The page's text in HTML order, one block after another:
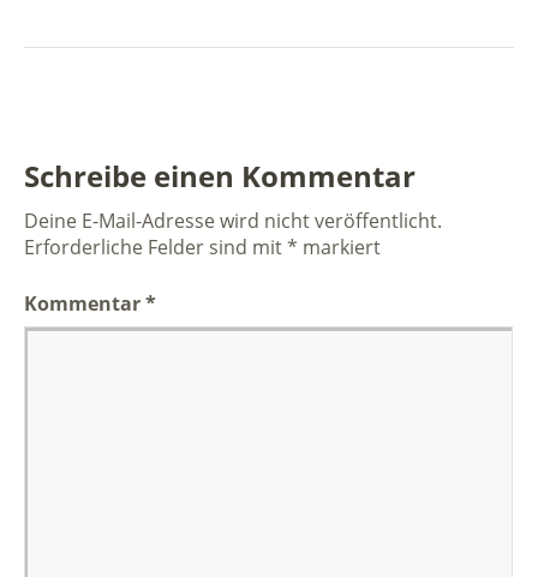
Schreibe einen Kommentar
Deine E-Mail-Adresse wird nicht veröffentlicht.
Erforderliche Felder sind mit* markiert
Kommentar*